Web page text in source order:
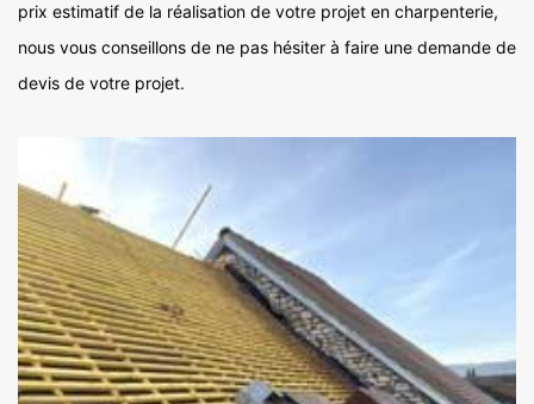
prix estimatif de la réalisation de votre projet en charpenterie,
nous vous conseillons de ne pas hésiter à faire une demande de
devis de votre projet.